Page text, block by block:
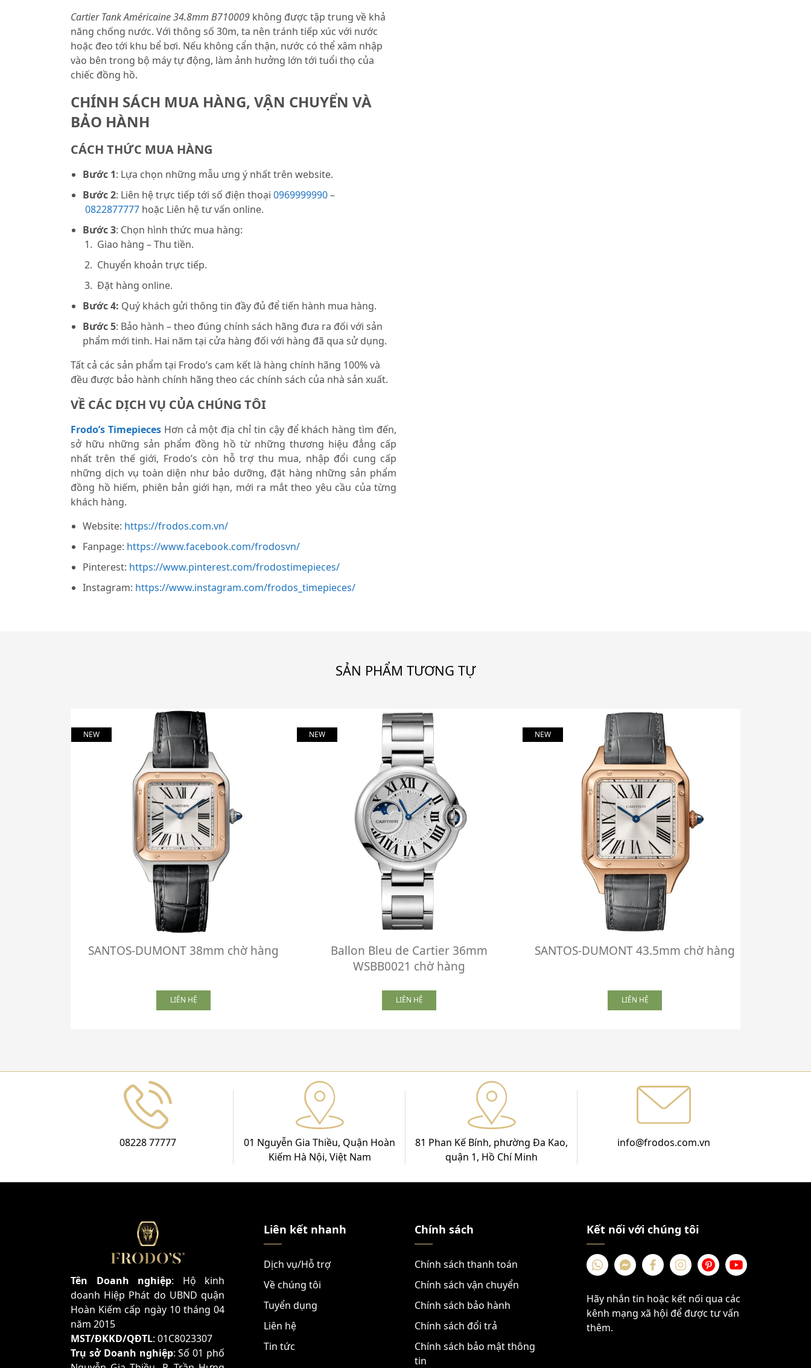
Cartier Tank Américaine 34.8mm B710009 không được tập trung về khả
năng chống nước. Với thông số 30m, ta nên tránh tiếp xúc với nước
hoặc đeo tới khu bể bơi. Nếu không cẩn thận, nước có thể xâm nhập
vào bên trong bộ máy tự động, làm ảnh hưởng lớn tới tuổi thọ của
chiếc đồng hồ.
CHÍNH SÁCH MUA HÀNG, VẬN CHUYỂN VÀ
BẢO HÀNH
CÁCH THỨC MUA HÀNG
Bước 1: Lựa chọn những mẫu ưng ý nhất trên website.
Bước 2: Liên hệ trực tiếp tới số điện thoại 0969999990–
0822877777 hoặc Liên hệ tư vấn online.
Bước 3: Chọn hình thức mua hàng:
Giao hàng – Thu tiền.
Chuyển khoản trực tiếp.
Đặt hàng online.
Bước 4: Quý khách gửi thông tin đầy đủ để tiến hành mua hàng.
Bước 5: Bảo hành – theo đúng chính sách hãng đưa ra đối với sản
phẩm mới tinh. Hai năm tại cửa hàng đối với hàng đã qua sử dụng.
Tất cả các sản phẩm tại Frodo’s cam kết là hàng chính hãng 100% và
đều được bảo hành chính hãng theo các chính sách của nhà sản xuất.
VỀ CÁC DỊCH VỤ CỦA CHÚNG TÔI
Frodo’s TimepiecesHơn cả một địa chỉ tin cậy để khách hàng tìm đến,
sở hữu những sản phẩm đồng hồ từ những thương hiệu đẳng cấp
nhất trên thế giới, Frodo’s còn hỗ trợ thu mua, nhập đổi cung cấp
những dịch vụ toàn diện như bảo dưỡng, đặt hàng những sản phẩm
đồng hồ hiếm, phiên bản giới hạn, mới ra mắt theo yêu cầu của từng
khách hàng.
Website: https://frodos.com.vn/
Fanpage: https://www.facebook.com/frodosvn/
Pinterest: https://www.pinterest.com/frodostimepieces/
Instagram: https://www.instagram.com/frodos_timepieces/
SẢN PHẨM TƯƠNG TỰ
NEW
SANTOS-DUMONT 38mm chờ hàng
LIÊN HỆ
NEW
Ballon Bleu de Cartier 36mm
WSBB0021 chờ hàng
LIÊN HỆ
NEW
SANTOS-DUMONT 43.5mm chờ hàng
LIÊN HỆ
08228 77777
01 Nguyễn Gia Thiều, Quận Hoàn
Kiếm Hà Nội, Việt Nam
81 Phan Kế Bính, phường Đa Kao,
quận 1, Hồ Chí Minh
info@frodos.com.vn
Tên Doanh nghiệp: Hộ kinh
doanh Hiệp Phát do UBND quận
Hoàn Kiếm cấp ngày 10 tháng 04
năm 2015
MST/ĐKKD/QĐTL: 01C8023307
Trụ sở Doanh nghiệp: Số 01 phố
Liên kết nhanh
Dịch vụ/Hỗ trợ
Về chúng tôi
Tuyển dụng
Liên hệ
Tin tức
Chính sách
Chính sách thanh toán
Chính sách vận chuyển
Chính sách bảo hành
Chính sách đổi trả
Chính sách bảo mật thông
tin
Kết nối với chúng tôi
Hãy nhắn tin hoặc kết nối qua các
kênh mạng xã hội để được tư vấn
thêm.